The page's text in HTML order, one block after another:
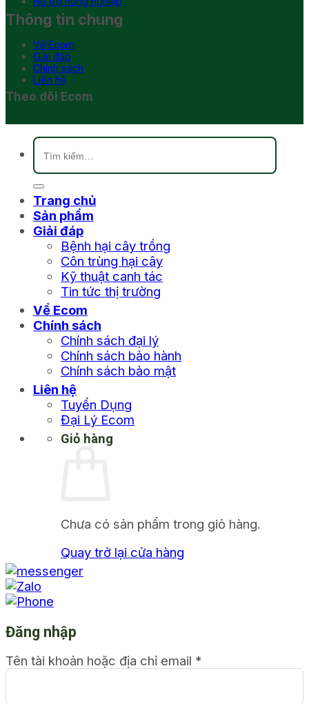
Thông tin chung
Về Ecom
Giải đáp
Chính sách
Liên hệ
Theo dõi Ecom
Tìm
kiếm:
Trang chủ
Sản phẩm
Giải đáp
Bệnh hại cây trồng
Côn trùng hại cây
Kỹ thuật canh tác
Tin tức thị trường
Về Ecom
Chính sách
Chính sách đại lý
Chính sách bảo hành
Chính sách bảo mật
Liên hệ
Tuyển Dụng
Đại Lý Ecom
Giỏ hàng
Chưa có sản phẩm trong giỏ hàng.
Quay trở lại cửa hàng
Đăng nhập
Tên tài khoản hoặc địa chỉ email *